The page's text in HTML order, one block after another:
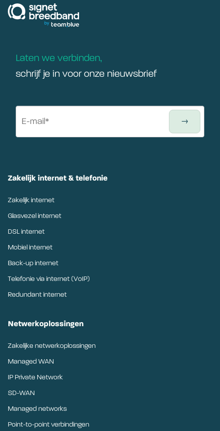
Laten we verbinden,
schrijf je in voor onze nieuwsbrief
Zakelijk internet & telefonie
Zakelijk internet
Glasvezel internet
DSL internet
Mobiel internet
Back-up internet
Telefonie via internet (VoIP)
Redundant internet
Netwerkoplossingen
Zakelijke netwerkoplossingen
Managed WAN
IP Private Network
SD-WAN
Managed networks
Point-to-point verbindingen